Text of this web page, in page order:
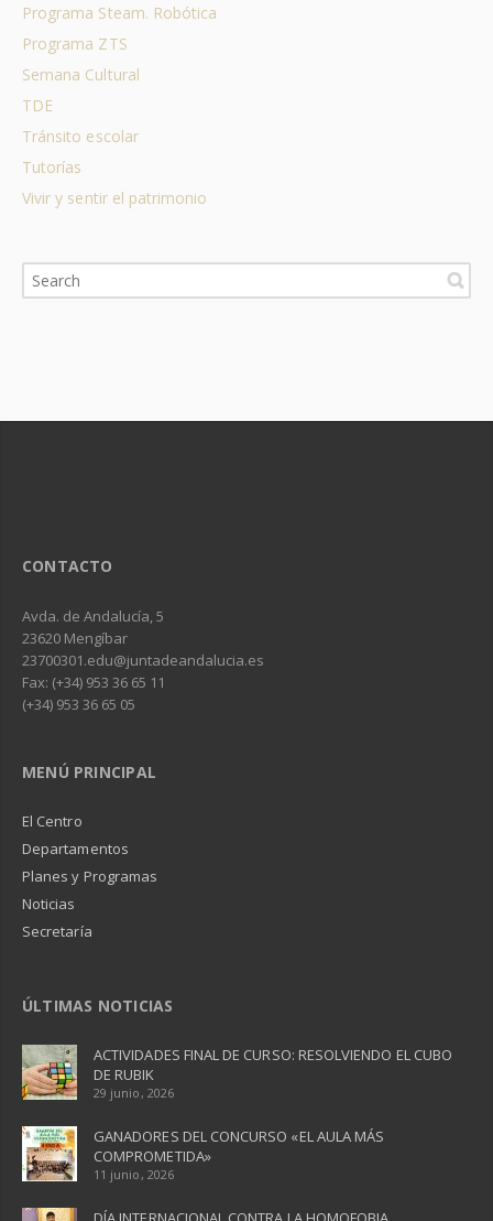
Programa Steam. Robótica
Programa ZTS
Semana Cultural
TDE
Tránsito escolar
Tutorías
Vivir y sentir el patrimonio
CONTACTO
Avda. de Andalucía, 5
23620 Mengíbar
23700301.edu@juntadeandalucia.es
Fax: (+34) 953 36 65 11
(+34) 953 36 65 05
MENÚ PRINCIPAL
El Centro
Departamentos
Planes y Programas
Noticias
Secretaría
ÚLTIMAS NOTICIAS
ACTIVIDADES FINAL DE CURSO: RESOLVIENDO EL CUBO
DE RUBIK
29 junio, 2026
GANADORES DEL CONCURSO «EL AULA MÁS
COMPROMETIDA»
11 junio, 2026